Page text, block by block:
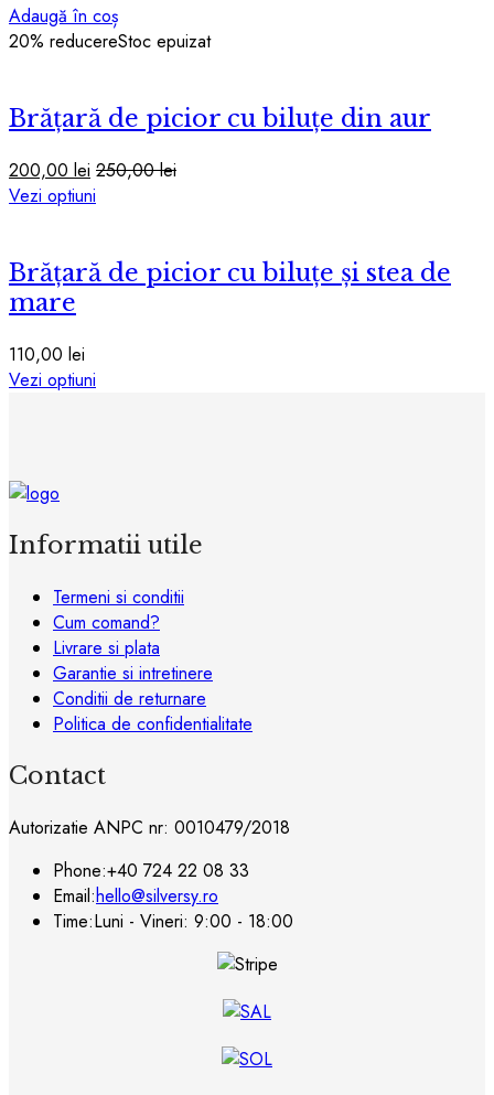
pot
fi
pagina
produsului.
Adaugă în coș
20% reducereStoc epuizat
Brățară de picior cu biluțe din aur
200,00 lei 250,00lei
Vezi optiuni
mai
Brățară de picior cu biluțe și stea de
mare
110,00 lei
Vezi optiuni
Opțiunile
pot
alese
în
pagina
produsului.
Informatii utile
Termeni si conditii
Cum comand?
Livrare si plata
Garantie si intretinere
Conditii de returnare
Politica de confidentialitate
Contact
Autorizatie ANPC nr: 0010479/2018
Phone:+40 724 22 08 33
Email:hello@silversy.ro
Time:Luni - Vineri: 9:00 - 18:00